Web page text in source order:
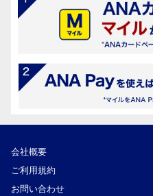
会社概要
ご利用規約
お問い合わせ